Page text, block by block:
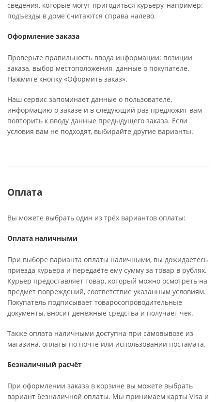
сведения, которые могут пригодиться курьеру, например:
подъезды в доме считаются справа налево.
Оформление заказа
Проверьте правильность ввода информации: позиции
заказа, выбор местоположения, данные о покупателе.
Нажмите кнопку «Оформить заказ».
Наш сервис запоминает данные о пользователе,
информацию о заказе и в следующий раз предложит вам
повторить к вводу данные предыдущего заказа. Если
условия вам не подходят, выбирайте другие варианты.
Оплата
Вы можете выбрать один из трёх вариантов оплаты:
Оплата наличными
При выборе варианта оплаты наличными, вы дожидаетесь
приезда курьера и передаёте ему сумму за товар в рублях.
Курьер предоставляет товар, который можно осмотреть на
предмет повреждений, соответствие указанным условиям.
Покупатель подписывает товаросопроводительные
документы, вносит денежные средства и получает чек.
Также оплата наличными доступна при самовывозе из
магазина, оплаты по почте или использовании постамата.
Безналичный расчёт
При оформлении заказа в корзине вы можете выбрать
вариант безналичной оплаты. Мы принимаем карты Visa и